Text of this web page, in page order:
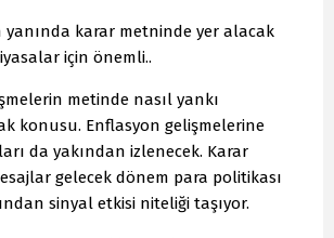
yanında karar metninde yer alacak
için önemli..
metinde nasıl yankı
konusu. Enflasyon gelişmelerine
da yakından izlenecek. Karar
gelecek dönem para politikası
sinyal etkisi niteliği taşıyor.